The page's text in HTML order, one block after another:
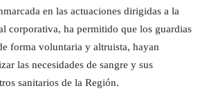
en las actuaciones dirigidas a la
corporativa, ha permitido que los guardias
forma voluntaria y altruista, hayan
las necesidades de sangre y sus
sanitarios de la Región.